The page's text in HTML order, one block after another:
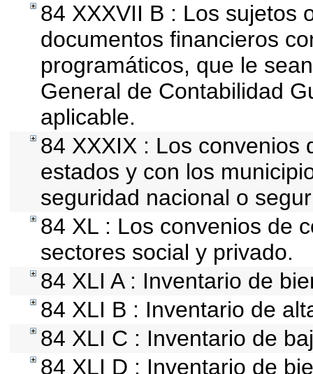
84 XXXVII B : Los sujetos
documentos financieros
programáticos, que le
General de Contabilidad
aplicable.
84 XXXIX : Los convenios
estados y con los
seguridad nacional o
84 XL : Los convenios de
sectores social y privado.
84 XLI A : Inventario de
84 XLI B : Inventario de
84 XLI C : Inventario de
84 XLI D : Inventario de